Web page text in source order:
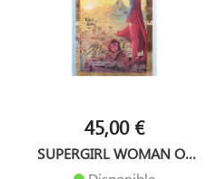
45,00 €
SUPERGIRL WOMAN OF
TOMORROW...